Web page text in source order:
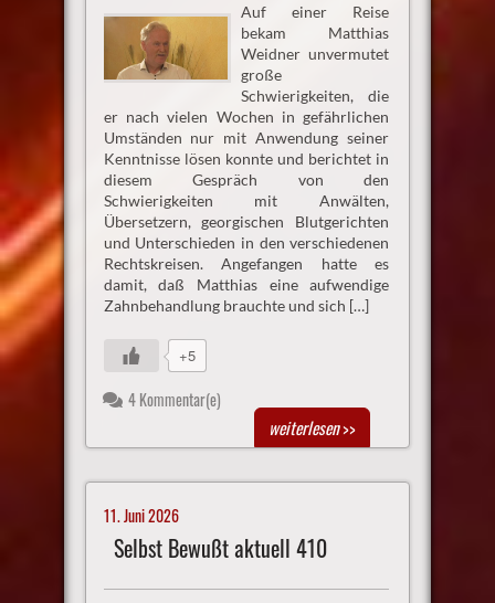
Auf einer Reise
bekam Matthias
Weidner unvermutet
große
Schwierigkeiten, die
er nach vielen Wochen in gefährlichen
Umständen nur mit Anwendung seiner
Kenntnisse lösen konnte und berichtet in
diesem Gespräch von den
Schwierigkeiten mit Anwälten,
Übersetzern, georgischen Blutgerichten
und Unterschieden in den verschiedenen
Rechtskreisen. Angefangen hatte es
damit, daß Matthias eine aufwendige
Zahnbehandlung brauchte und sich […]
+5
4 Kommentar(e)
weiterlesen>>
11. Juni 2026
Selbst Bewußt aktuell 410